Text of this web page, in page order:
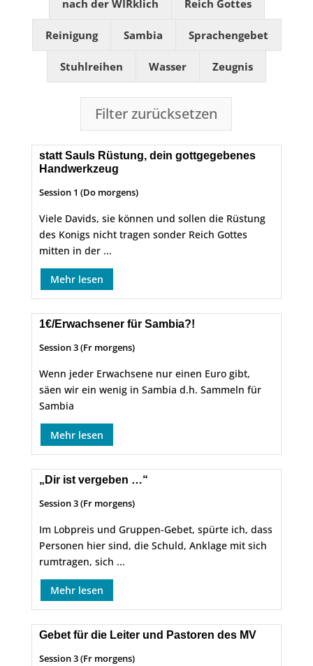
nach der WIRklich Reich Gottes
Reinigung Sambia Sprachengebet
Stuhlreihen Wasser Zeugnis
Filter zurücksetzen
statt Sauls Rüstung, dein gottgegebenes
Handwerkzeug
Session 1 (Do morgens)
Viele Davids, sie können und sollen die Rüstung
des Konigs nicht tragen sonder Reich Gottes
mitten in der ...
Mehr lesen
1€/Erwachsener für Sambia?!
Session 3 (Fr morgens)
Wenn jeder Erwachsene nur einen Euro gibt,
säen wir ein wenig in Sambia d.h. Sammeln für
Sambia
Mehr lesen
„Dir ist vergeben …“
Session 3 (Fr morgens)
Im Lobpreis und Gruppen-Gebet, spürte ich, dass
Personen hier sind, die Schuld, Anklage mit sich
rumtragen, sich ...
Mehr lesen
Gebet für die Leiter und Pastoren des MV
Session 3 (Fr morgens)